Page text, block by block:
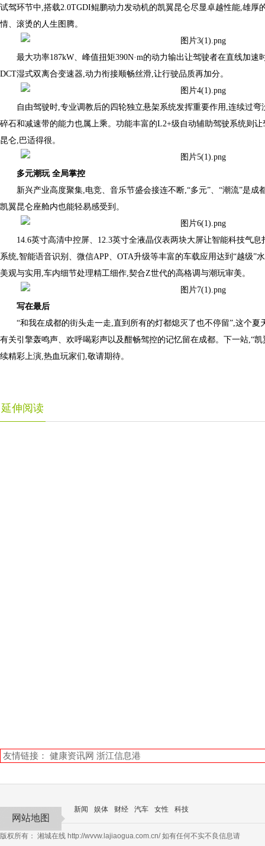
试驾环节中,搭载2.0TGDI鲲鹏动力发动机的凯翼昆仑尽显卓越性能,雄厚
情、滚烫的人生图腾。
最大功率187kW、峰值扭矩390N·m的动力输出让驾驶者在直线加速
DCT湿式双离合变速器,动力衔接顺畅丝滑,让行驶品质再加分。
自由驾驶时,专业调教后的四轮独立悬架系统发挥重要作用,连续过
碎石和减速带的能力也属上乘。功能丰富的L2+级自动辅助驾驶系统则
昆仑,巴适得很。
多元潮玩 全局掌控
新兴产业高度聚集,电竞、音乐节盛会接连不断,“多元”、“潮流”是
凯翼昆仑座舱内也能轻易感受到。
14.6英寸高清中控屏、12.3英寸全液晶仪表两块大屏让智能科技气
系统,智能语音识别、微信APP、OTA升级等丰富的车载应用达到“越级”
美观与实用,车内细节处理精工细作,契合Z世代的高格调与潮玩审美。
写在最后
“和我在成都的街头走一走,直到所有的灯都熄灭了也不停留”,这个
有关引擎轰鸣声、欢呼喝彩声以及酣畅驾控的记忆留在成都。下一站,“
续精彩上演,热血玩家们,敬请期待。
延伸阅读
友情链接： 健康资讯网 浙江信息港
网站地图
新闻 娱体 财经 汽车 女性 科技
版权所有： 湘城在线 http://wvvw.lajiaogua.com.cn/ 如有任何不实不良信息请